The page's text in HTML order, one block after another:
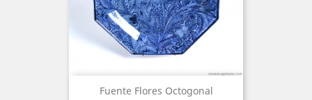
Fuente Flores Octogonal